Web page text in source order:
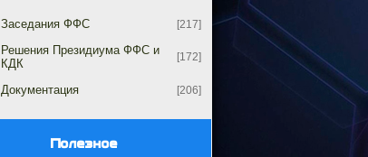
Заседания ФФС [217]
Решения Президиума ФФС и
КДК
[172]
Документация [206]
Полезное